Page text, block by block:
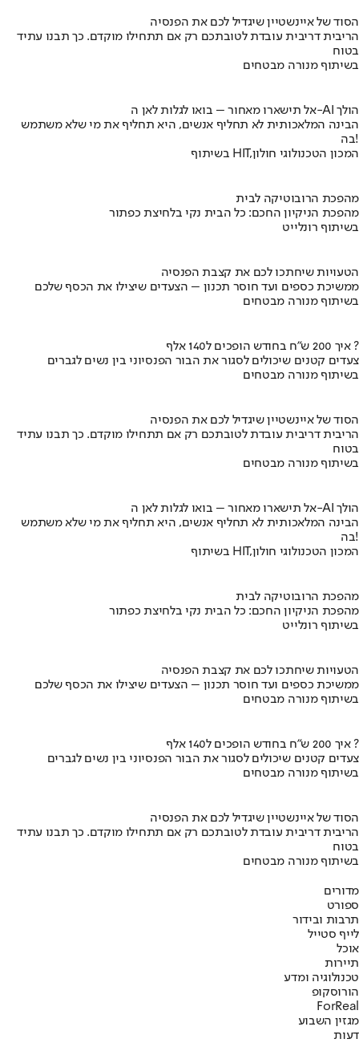
הסוד של איינשטיין שיגדיל לכם את הפנסיה
הריבית דריבית עובדת לטובתכם רק אם תתחילו מוקדם. כך תבנו עתיד
בטוח
בשיתוף מנורה מבטחים
אל תישארו מאחור – בואו לגלות לאן ה-AI הולך
הבינה המלאכותית לא תחליף אנשים, היא תחליף את מי שלא משתמש
בה!
בשיתוף HIT,המכון הטכנולוגי חולון
מהפכת הרובוטיקה לבית
מהפכת הניקיון החכם: כל הבית נקי בלחיצת כפתור
בשיתוף רונלייט
הטעויות שיחתכו לכם את קצבת הפנסיה
ממשיכת כספים ועד חוסר תכנון – הצעדים שיצילו את הכסף שלכם
בשיתוף מנורה מבטחים
איך 200 ש"ח בחודש הופכים ל140 אלף ?
צעדים קטנים שיכולים לסגור את הבור הפנסיוני בין נשים לגברים
בשיתוף מנורה מבטחים
הסוד של איינשטיין שיגדיל לכם את הפנסיה
הריבית דריבית עובדת לטובתכם רק אם תתחילו מוקדם. כך תבנו עתיד
בטוח
בשיתוף מנורה מבטחים
אל תישארו מאחור – בואו לגלות לאן ה-AI הולך
הבינה המלאכותית לא תחליף אנשים, היא תחליף את מי שלא משתמש
בה!
בשיתוף HIT,המכון הטכנולוגי חולון
מהפכת הרובוטיקה לבית
מהפכת הניקיון החכם: כל הבית נקי בלחיצת כפתור
בשיתוף רונלייט
הטעויות שיחתכו לכם את קצבת הפנסיה
ממשיכת כספים ועד חוסר תכנון – הצעדים שיצילו את הכסף שלכם
בשיתוף מנורה מבטחים
איך 200 ש"ח בחודש הופכים ל140 אלף ?
צעדים קטנים שיכולים לסגור את הבור הפנסיוני בין נשים לגברים
בשיתוף מנורה מבטחים
הסוד של איינשטיין שיגדיל לכם את הפנסיה
הריבית דריבית עובדת לטובתכם רק אם תתחילו מוקדם. כך תבנו עתיד
בטוח
בשיתוף מנורה מבטחים
מדורים
ספורט
תרבות ובידור
לייף סטייל
אוכל
תיירות
טכנולוגיה ומדע
הורוסקופ
ForReal
מגזין השבוע
דעות